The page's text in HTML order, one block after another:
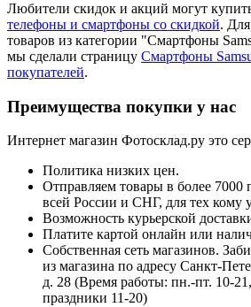
Любители скидок и акций могут
телефоны и смартфоны со скидкой.
товаров из категории "Смартфоны
мы сделали страницу Смартфоны
покупателей.
Преимущества покупки у нас
Интернет магазин Фотосклад.ру это
Политика низких цен.
Отправляем товары в более 7000
всей России и СНГ, для тех кому
Возможность курьерской
Платите картой онлайн или
Собственная сеть магазинов.
из магазина по адресу Санкт-
д. 28 (Время работы: пн.-пт. 10-
праздники 11-20)